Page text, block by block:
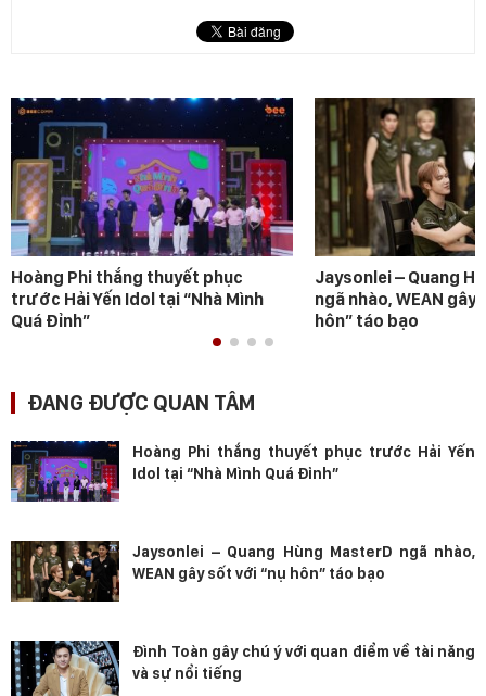
Hoàng Phi thắng thuyết phục
trước Hải Yến Idol tại “Nhà Mình
Quá Đỉnh”
Jaysonlei – Quang
ngã nhào, WEAN gây
hôn” táo bạo
ĐANG ĐƯỢC QUAN TÂM
Hoàng Phi thắng thuyết phục trước Hải Yến
Idol tại “Nhà Mình Quá Đỉnh”
Jaysonlei – Quang Hùng MasterD ngã nhào,
WEAN gây sốt với “nụ hôn” táo bạo
Đình Toàn gây chú ý với quan điểm về tài năng
và sự nổi tiếng